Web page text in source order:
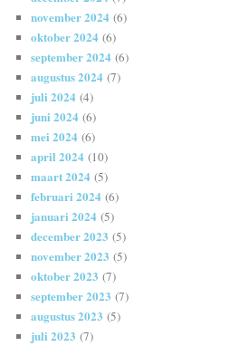
november 2024 (6)
oktober 2024 (6)
september 2024 (6)
augustus 2024 (7)
juli 2024 (4)
juni 2024 (6)
mei 2024 (6)
april 2024 (10)
maart 2024 (5)
februari 2024 (6)
januari 2024 (5)
december 2023 (5)
november 2023 (5)
oktober 2023 (7)
september 2023 (7)
augustus 2023 (5)
juli 2023 (7)